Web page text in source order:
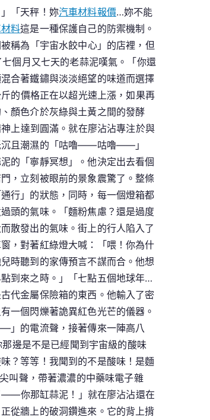
「天秤！妳汽車材料報價…妳不能
料這是一種保護自己的防禦機制。
稱為「宇宙水餃中心」的店裡，但
個月又七天的老蒜泥嘆氣。「你還
合著鐵鏽與淡淡絕望的味道而選擇
的價格正在以超光速上漲，如果再
顏色介於灰綠與土黃之間的發酵
上達到圓滿。就在廖沾沾專注於與
沉且潮濕的「咕嚕——咕嚕——」
的「寧靜冥想」。他決定出去看個
，立刻被眼前的景象震驚了。整條
行」的狀態，同時，每一個燈箱都
頭的氣味。「麵粉焦慮？還是過度
散發出的氣味。街上的行人陷入了
，對著紅綠燈大喊：「喂！你為什
時聽到的家傳預言不謀而合。他想
到來之時。」「七點五個地球年…
代金屬保險箱的東西。他輸入了密
一個閃爍著詭異紅色光芒的儀器。
」的電流聲，接著傳來一陣高八
邊是不是已經聞到宇宙級的酸味
？等等！我聞到的不是酸味！是麵
叫聲，帶著濃濃的中藥味電子雜
——你那缸蒜泥！」就在廖沾沾還在
從牆上的破洞鑽進來。它的背上揹